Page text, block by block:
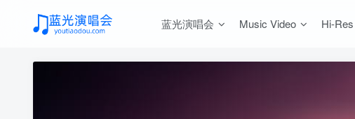
蓝光演唱会 Music Video Hi-Res